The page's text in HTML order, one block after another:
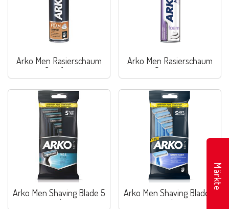
Arko Men Rasierschaum
Comfort
Arko Men Rasierschaum
Sensitive
Arko Men Shaving Blade 5
stk
Arko Men Shaving Blade 5
stk
Märkte